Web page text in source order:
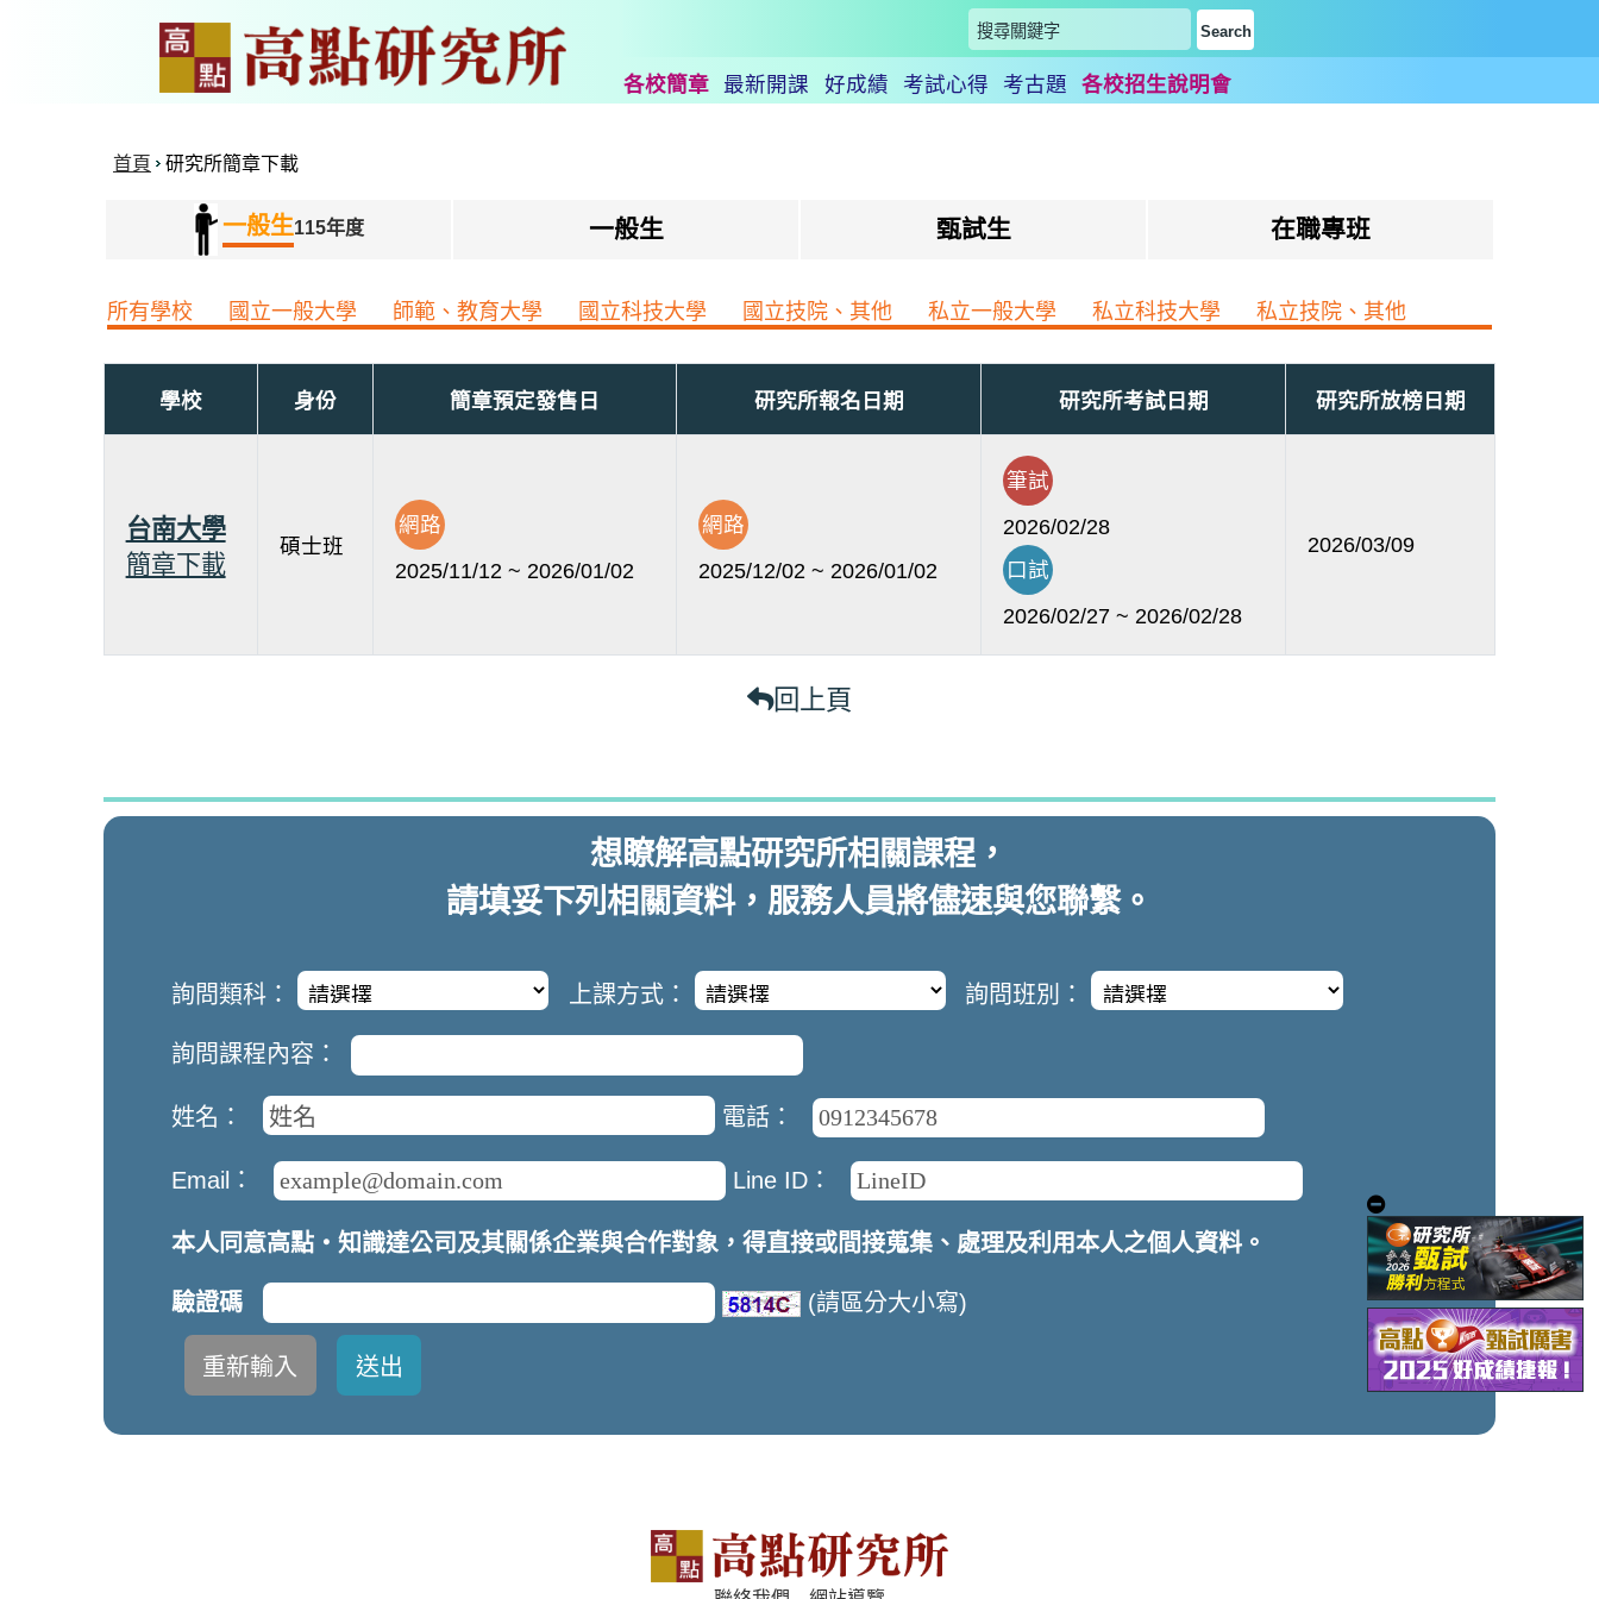
各校簡章 最新開課 好成績 考試心得 考古題 各校招生說明會
首頁 研究所簡章下載
一般生115年度 一般生 甄試生 在職專班
所有學校 國立一般大學 師範、教育大學 國立科技大學 國立技院、其他 私立一般大學 私立科技大學 私立技院、其他
學校 身份 簡章預定發售日 研究所報名日期 研究所考試日期 研究所放榜日期
台南大學
簡章下載
碩士班
網路
2025/11/12 ~ 2026/01/02
網路
2025/12/02 ~ 2026/01/02
筆試
2026/02/28
口試
2026/02/27 ~ 2026/02/28
2026/03/09
回上頁
想瞭解高點研究所相關課程，
請填妥下列相關資料，服務人員將儘速與您聯繫。
詢問類科： 上課方式： 詢問班別：
詢問課程內容：
姓名： 電話：
Email： Line ID：
本人同意高點‧知識達公司及其關係企業與合作對象，得直接或間接蒐集、處理及利用本人之個人資料。
驗證碼 (請區分大小寫)